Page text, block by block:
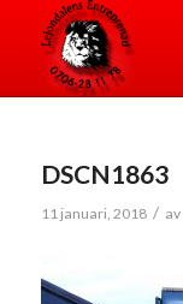
DSCN1863
11 januari, 2018 / av